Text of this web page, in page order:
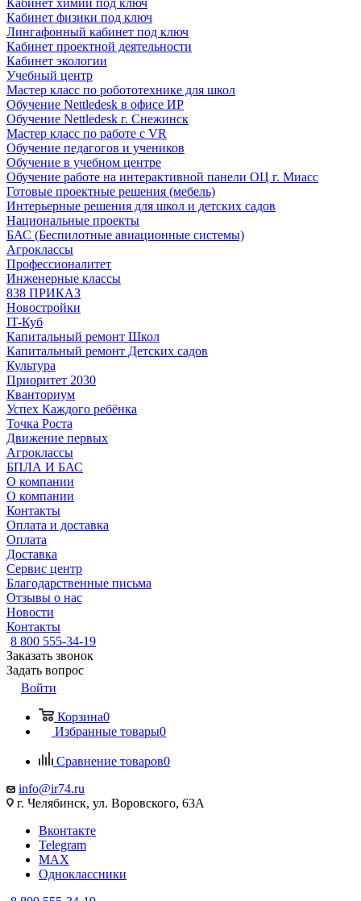
Кабинет химии под ключ
Кабинет физики под ключ
Лингафонный кабинет под ключ
Кабинет проектной деятельности
Кабинет экологии
Учебный центр
Мастер класс по робототехнике для школ
Обучение Nettledesk в офисе ИР
Обучение Nettledesk г. Снежинск
Мастер класс по работе с VR
Обучение педагогов и учеников
Обучение в учебном центре
Обучение работе на интерактивной панели ОЦ г. Миасс
Готовые проектные решения (мебель)
Интерьерные решения для школ и детских садов
Национальные проекты
БАС (Беспилотные авиационные системы)
Агроклассы
Профессионалитет
Инженерные классы
838 ПРИКАЗ
Новостройки
IT-Куб
Капитальный ремонт Школ
Капитальный ремонт Детских садов
Культура
Приоритет 2030
Кванториум
Успех Каждого ребёнка
Точка Роста
Движение первых
Агроклассы
БПЛА И БАС
О компании
О компании
Контакты
Оплата и доставка
Оплата
Доставка
Сервис центр
Благодарственные письма
Отзывы о нас
Новости
Контакты
8 800 555-34-19
Заказать звонок
Задать вопрос
Войти
Корзина0
Избранные товары0
Сравнение товаров0
info@ir74.ru
г. Челябинск, ул. Воровского, 63А
Вконтакте
Telegram
MAX
Одноклассники